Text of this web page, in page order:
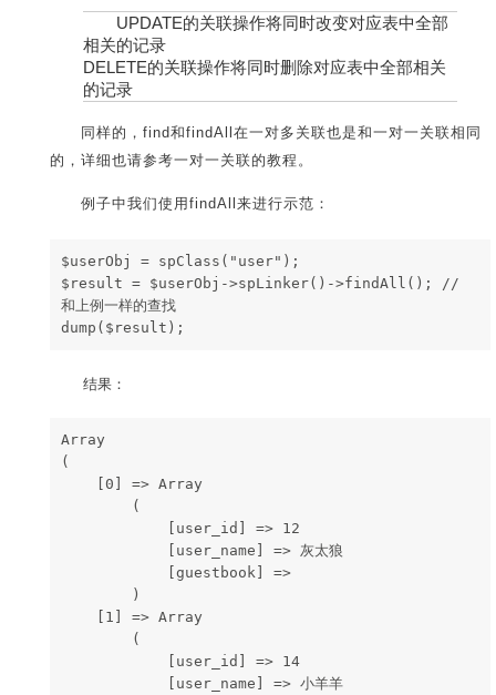
UPDATE的关联操作将同时改变对应表中全部
相关的记录
DELETE的关联操作将同时删除对应表中全部相关
的记录
同样的，find和findAll在一对多关联也是和一对一关联相同
的，详细也请参考一对一关联的教程。
例子中我们使用findAll来进行示范：
$userObj = spClass("user");
$result = $userObj->spLinker()->findAll(); //
和上例一样的查找
dump($result);
结果：
Array
(
[0] => Array
(
[user_id] => 12
[user_name] => 灰太狼
[guestbook] =>
)
[1] => Array
(
[user_id] => 14
[user_name] => 小羊羊